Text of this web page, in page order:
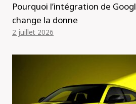
Pourquoi l’intégration de
change la donne
2 juillet 2026